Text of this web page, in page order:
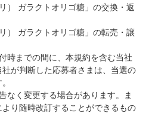
） ガラクトオリゴ糖」の交換・返
） ガラクトオリゴ糖」の転売・譲
時までの間に、本規約を含む当社
が判断した応募者さまは、当選の
なく変更する場合があります。ま
り随時改訂することができるもの